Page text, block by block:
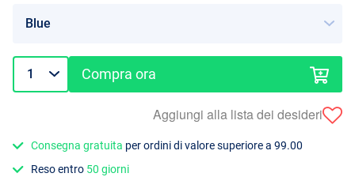
Compra ora
Aggiungi alla lista dei desideri
Consegna gratuita per ordini di valore superiore a 99.00
Reso entro 50 giorni